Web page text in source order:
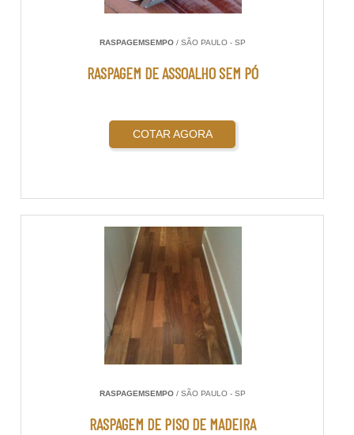
RASPAGEMSEMPO/ SÃO PAULO - SP
RASPAGEM DE ASSOALHO SEM PÓ
COTAR AGORA
RASPAGEMSEMPO/ SÃO PAULO - SP
RASPAGEM DE PISO DE MADEIRA